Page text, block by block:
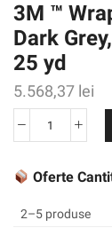
3M ™
Dark
25 yd
5.568,37 lei
Cantitate
™
Film
Oferte
2–5 produse